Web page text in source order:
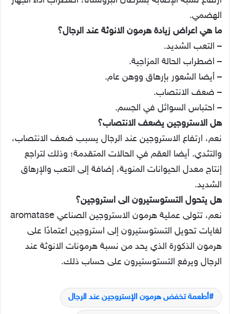
– ضعف الانتصاب.
– احتباس السوائل في الجسم.
هل الاستروجين يضعف الانتصاب؟
نعم، ارتفاع الاستروجين عند الرجال يسبب ضعف الانتصاب،
والتثدي. أيضا العقم في الحالات المتقدمة؛ وذلك لتراجع
إنتاج معدل الحيوانات المنوية، إضافة إلى التعب والإرهاق
هل يتحول التستوستيرون الى استروجين؟
لغايات تحويل التستوستيرون إلى استروجين اعتمادًا على
هرمون الذكورة الذي يحد من نسبة هرمونات الانوثة عند
الرجال ويرفع التستوستيرون على حساب ذلك.
أطعمة تخفض هرمون الإستروجين عند الرجال
علاج زيادة هرمون الإستروجين عند الرجال
فوائد هرمون الإستروجين للرجال
نسخ الرابط